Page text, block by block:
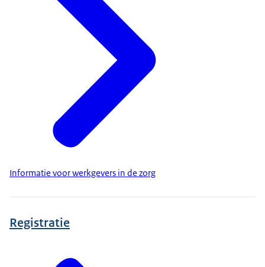
Informatie voor werkgevers in de zorg
Registratie